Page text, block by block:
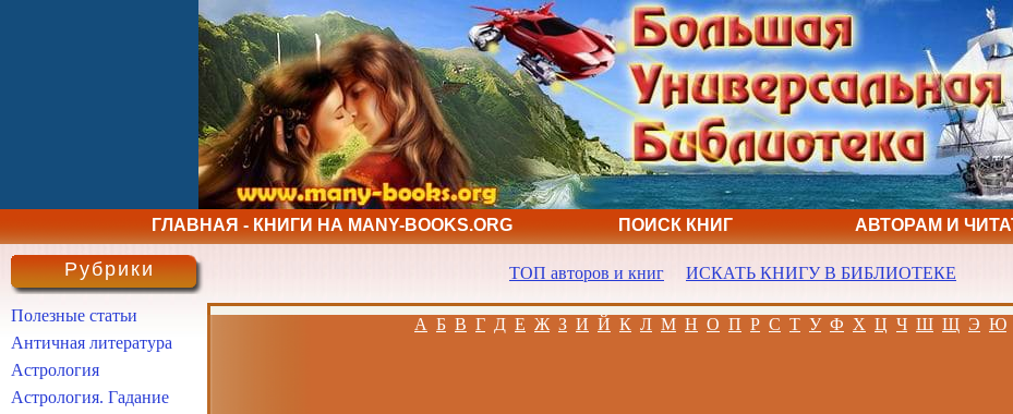
ГЛАВНАЯ - КНИГИ НА MANY-BOOKS.ORG ПОИСК КНИГ АВТОРАМ И
ТОП авторов и книг ИСКАТЬ КНИГУ В БИБЛИОТЕКЕ
А Б В Г Д Е Ж З И Й К Л М Н О П Р С Т У Ф Х Ц Ч Ш Щ Э Ю
Рубрики
Полезные статьи
Античная литература
Астрология
Астрология. Гадание